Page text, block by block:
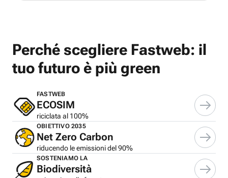
Perché scegliere Fastweb: il
tuo futuro è più green
FASTWEB
ECOSIM
riciclata al 100%
OBIETTIVO 2035
Net Zero Carbon
riducendo le emissioni del 90%
SOSTENIAMO LA
Biodiversità